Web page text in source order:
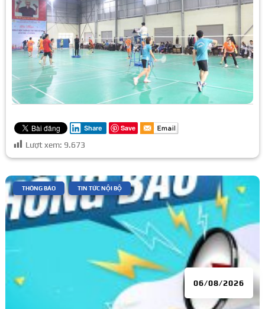
Share Save
Lượt xem: 9.673
06/08/2026
THÔNG BÁO TIN TỨC NỘI BỘ